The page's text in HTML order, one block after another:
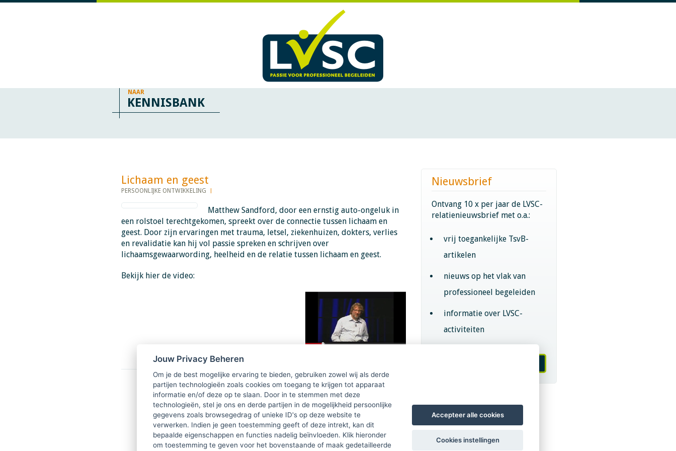
NAAR
KENNISBANK
Lichaam en geest ​​​​​​
PERSOONLIJKE ONTWIKKELING
Matthew Sandford, door een ernstig auto-ongeluk in
een rolstoel terechtgekomen, spreekt over de connectie tussen lichaam en
geest. Door zijn ervaringen met trauma, letsel, ziekenhuizen, dokters, verlies
en revalidatie kan hij vol passie spreken en schrijven over
lichaamsgewaarwording, heelheid en de relatie tussen lichaam en geest.
Bekijk hier de video:
Nieuwsbrief
Ontvang 10 x per jaar de LVSC-
relatienieuwsbrief met o.a.:
vrij toegankelijke TsvB-
artikelen
nieuws op het vlak van
professioneel begeleiden
informatie over LVSC-
activiteiten
Jouw Privacy Beheren
Om je de best mogelijke ervaring te bieden, gebruiken zowel wij als derde
partijen technologieën zoals cookies om toegang te krijgen tot apparaat
informatie en/of deze op te slaan. Door in te stemmen met deze
technologieën, stel je ons en derde partijen in de mogelijkheid persoonlijke
gegevens zoals browsegedrag of unieke ID's op deze website te
verwerken. Indien je geen toestemming geeft of deze intrekt, kan dit
bepaalde eigenschappen en functies nadelig beïnvloeden. Klik hieronder
om toestemming te geven voor het bovenstaande of maak gedetailleerde
Accepteer alle cookies
Cookies instellingen